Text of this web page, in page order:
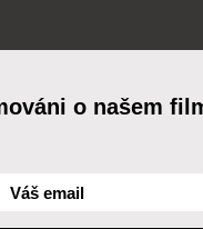
o našem